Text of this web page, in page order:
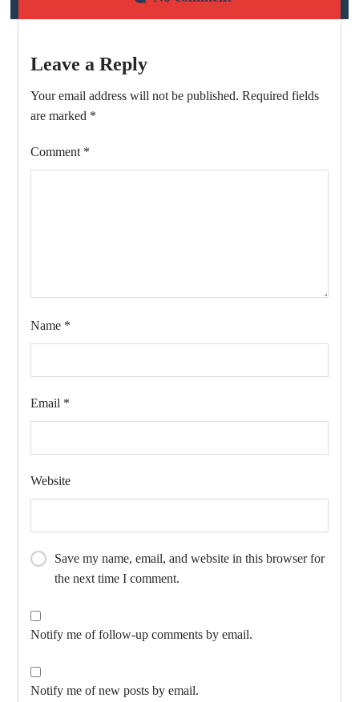
Leave a Reply
Your email address will not be published. Required fields
are marked *
Comment *
Name *
Email *
Website
Save my name, email, and website in this browser for
the next time I comment.
Notify me of follow-up comments by email.
Notify me of new posts by email.